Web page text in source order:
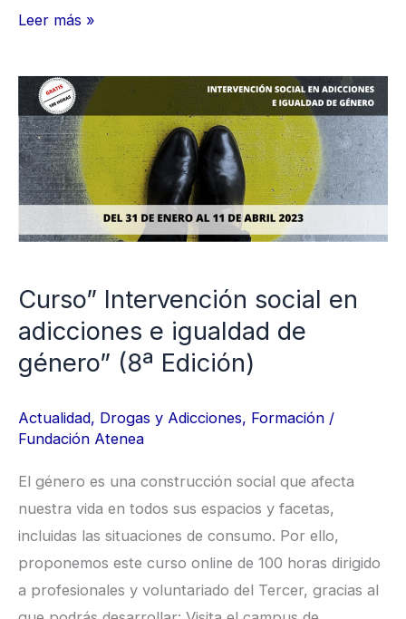
Leer más »
Curso” Intervención social en
adicciones e igualdad de
género” (8ª Edición)
Actualidad, Drogas y Adicciones, Formación /
Fundación Atenea
El género es una construcción social que afecta
nuestra vida en todos sus espacios y facetas,
incluidas las situaciones de consumo. Por ello,
proponemos este curso online de 100 horas dirigido
a profesionales y voluntariado del Tercer, gracias al
Curso”
Intervención
social
en
adicciones
género”
(8ª
Edición)